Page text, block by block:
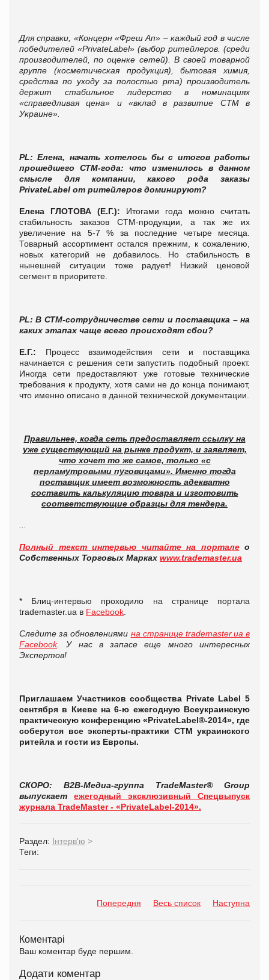
Для справки, «Концерн «Фреш Ап» – каждый год в числе
победителей «PrivateLabel» (выбор ритейлеров. (среди
производителей, по оценке сетей). В своей товарной
группе (косметическая продукция), бытовая химия,
средства по уходу за полостью рта) производитель
держит стабильное лидерство в номинациях
«справедливая цена» и «вклад в развитие СТМ в
Украине».
PL:Елена, начать хотелось бы с итогов работы
прошедшего СТМ-года: что изменилось в данном
смысле для компании, какого рода заказы
PrivateLabel от ритейлеров доминируют?
Елена ГЛОТОВА (Е.Г.): Итогами года можно считать
стабильность заказов СТМ-продукции, а так же их
увеличение на 5-7 % за последние четыре месяца.
Товарный ассортимент остался прежним, к сожалению,
новых категорий не добавилось. Но стабильность в
нынешней ситуации тоже радует! Низкий ценовой
сегмент в приоритете.
PL:В СТМ-сотрудничестве сети и поставщика – на
каких этапах чаще всего происходят сбои?
Е.Г.: Процесс взаимодействия сети и поставщика
начинается с решения сети запустить подобный проект.
Иногда сети предоставляют уже готовые технические
требования к продукту, хотя сами не до конца понимают,
что именно описано в данной технической документации.
Правильнее, когда сеть предоставляет ссылку на
уже существующий на рынке продукт, и заявляет,
что хочет то же самое, только «с
перламутровыми пуговицами». Именно тогда
поставщик имеет возможность адекватно
составить калькуляцию товара и изготовить
соответствующие образцы для тендера.
Полный текст интервью читайте на портале о
Собственных Торговых Марках www.trademaster.ua
* Блиц-интервью проходило на странице портала
trademaster.ua в Facebook
Следите за обновлениями на странице trademaster.ua в
Facebook. У нас в запасе еще много интересных
Экспертов!
Приглашаем Участников сообщества Private Label 5
сентября в Киеве на 6-ю ежегодную Всеукраинскую
практическую конференцию «PrivateLabel®-2014», где
соберутся все эксперты-практики СТМ украинского
ритейла и гости из Европы.
СКОРО: B2B-Медиа-группа TradeMaster® Group
выпускает ежегодный эксклюзивный Спецвыпуск
журнала TradeMaster - «PrivateLabel-2014».
Раздел: Інтерв'ю >
Теги:
Попередня Весь список Наступна
Коментарі
Ваш коментар буде першим.
Додати коментар